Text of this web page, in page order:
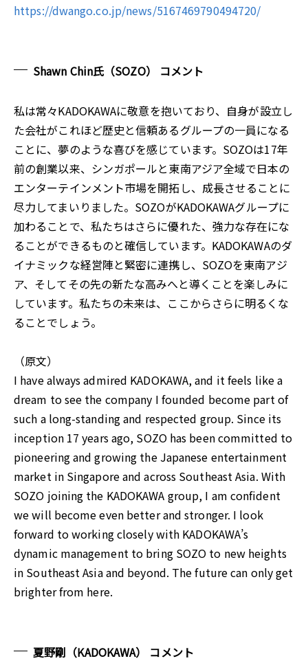
https://dwango.co.jp/news/5167469790494720/
Shawn Chin氏（SOZO） コメント
私は常々KADOKAWAに敬意を抱いており、自身が設立し
た会社がこれほど歴史と信頼あるグループの一員になる
ことに、夢のような喜びを感じています。SOZOは17年
前の創業以来、シンガポールと東南アジア全域で日本の
エンターテインメント市場を開拓し、成長させることに
尽力してまいりました。SOZOがKADOKAWAグループに
加わることで、私たちはさらに優れた、強力な存在にな
ることができるものと確信しています。KADOKAWAのダ
イナミックな経営陣と緊密に連携し、SOZOを東南アジ
ア、そしてその先の新たな高みへと導くことを楽しみに
しています。私たちの未来は、ここからさらに明るくな
ることでしょう。
（原文）
I have always admired KADOKAWA, and it feels like a
dream to see the company I founded become part of
such a long-standing and respected group. Since its
inception 17 years ago, SOZO has been committed to
pioneering and growing the Japanese entertainment
market in Singapore and across Southeast Asia. With
SOZO joining the KADOKAWA group, I am confident
we will become even better and stronger. I look
forward to working closely with KADOKAWA’s
dynamic management to bring SOZO to new heights
in Southeast Asia and beyond. The future can only get
brighter from here.
夏野剛（KADOKAWA） コメント